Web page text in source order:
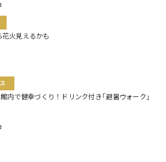
火見えるかも
内で健幸づくり！ドリンク付き｢避暑ウォーク｣